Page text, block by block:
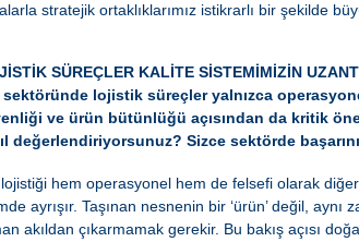
stratejik ortaklıklarımız istikrarlı bir şekilde
SÜREÇLER KALİTE SİSTEMİMİZİN
sektöründe lojistik süreçler yalnızca
ve ürün bütünlüğü açısından da kritik
değerlendiriyorsunuz? Sizce sektörde
hem operasyonel hem de felsefi olarak
ayrışır. Taşınan nesnenin bir ‘ürün’ değil,
akıldan çıkarmamak gerekir. Bu bakış açısı